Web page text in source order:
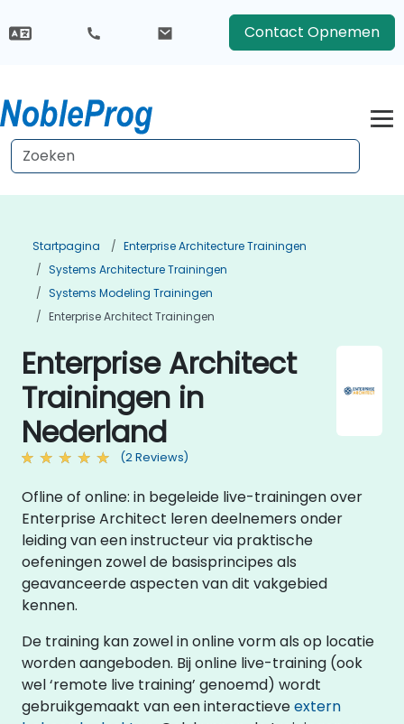
Contact Opnemen
Startpagina
Enterprise Architecture Trainingen
Systems Architecture Trainingen
Systems Modeling Trainingen
Enterprise Architect Trainingen
Enterprise Architect
Trainingen in
Nederland
(2 Reviews)
Ofline of online: in begeleide live-trainingen over
Enterprise Architect leren deelnemers onder
leiding van een instructeur via praktische
oefeningen zowel de basisprincipes als
geavanceerde aspecten van dit vakgebied
kennen.
De training kan zowel in online vorm als op locatie
worden aangeboden. Bij online live-training (ook
wel ‘remote live training’ genoemd) wordt
gebruikgemaakt van een interactieveextern